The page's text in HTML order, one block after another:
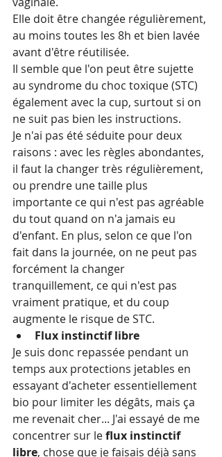
Elle doit être changée régulièrement,
au moins toutes les 8h et bien lavée
avant d'être réutilisée.
Il semble que l'on peut être sujette
au syndrome du choc toxique (STC)
également avec la cup, surtout si on
ne suit pas bien les instructions.
Je n'ai pas été séduite pour deux
raisons : avec les règles abondantes,
il faut la changer très régulièrement,
ou prendre une taille plus
importante ce qui n'est pas agréable
du tout quand on n'a jamais eu
d'enfant. En plus, selon ce que l'on
fait dans la journée, on ne peut pas
forcément la changer
tranquillement, ce qui n'est pas
vraiment pratique, et du coup
augmente le risque de STC.
Flux instinctif libre
Je suis donc repassée pendant un
temps aux protections jetables en
essayant d'acheter essentiellement
bio pour limiter les dégâts, mais ça
me revenait cher... J'ai essayé de me
concentrer sur le flux instinctif
libre, chose que je faisais déjà sans